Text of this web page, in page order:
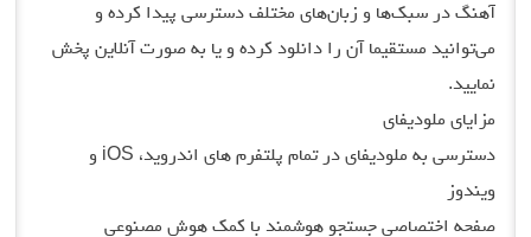
آهنگ در سبک‌ها و زبان‌های مختلف دسترسی پیدا کرده و
می‌توانید مستقیما آن را دانلود کرده و یا به صورت آنلاین پخش
نمایید.
مزایای ملودیفای
دسترسی به ملودیفای در تمام پلتفرم های اندروید، iOS و
ویندوز
صفحه اختصاصی جستجو هوشمند با کمک هوش مصنوعی